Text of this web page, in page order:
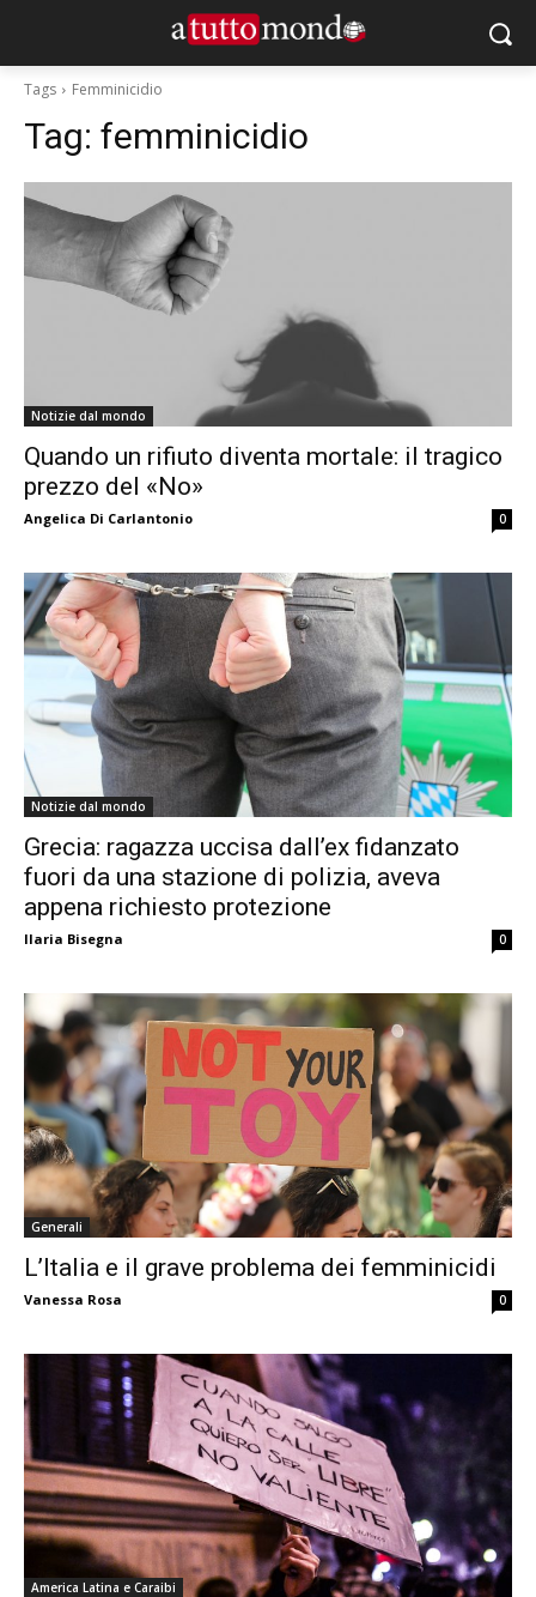
Tags Femminicidio
Tag: femminicidio
Notizie dal mondo
Quando un rifiuto diventa mortale: il tragico
prezzo del «No»
Angelica Di Carlantonio 0
Notizie dal mondo
Grecia: ragazza uccisa dall’ex fidanzato
fuori da una stazione di polizia, aveva
appena richiesto protezione
Ilaria Bisegna 0
Generali
L’Italia e il grave problema dei femminicidi
Vanessa Rosa 0
America Latina e Caraibi